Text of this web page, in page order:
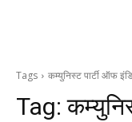
Tags कम्युनिस्ट पार्टी ऑफ
Tag: